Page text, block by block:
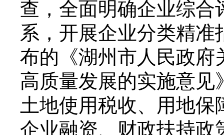
查，全面明确企业综
系，开展企业分类精
布的《湖州市人民政府
高质量发展的实施意
土地使用税收、用地
企业融资、财政扶持